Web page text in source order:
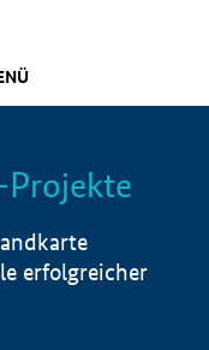
Info
erfolgreicher